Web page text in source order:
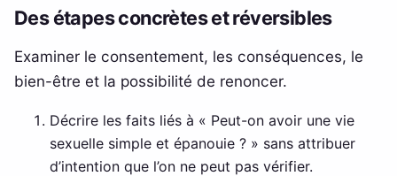
Des étapes concrètes et réversibles
Examiner le consentement, les conséquences, le
bien-être et la possibilité de renoncer.
Décrire les faits liés à « Peut-on avoir une vie
sexuelle simple et épanouie ? » sans attribuer
d’intention que l’on ne peut pas vérifier.